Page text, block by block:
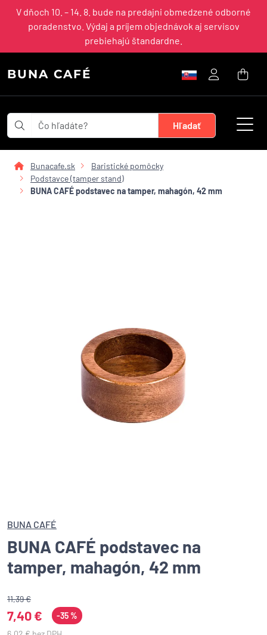
V dňoch 10. – 14. 8. bude na predajni obmedzené odborné
poradenstvo. Výdaj a príjem objednávok aj servisov
prebiehajú štandardne.
BUNA CAFÉ
Bunacafe.sk
Baristické pomôcky
Podstavce (tamper stand)
BUNA CAFÉ podstavec na tamper, mahagón, 42 mm
BUNA CAFÉ
BUNA CAFÉ podstavec na
tamper, mahagón, 42 mm
11,39 €
7,40 €
-35 %